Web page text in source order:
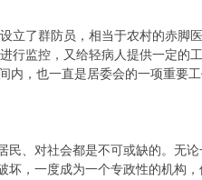
了群防员，相当于农村的赤脚
行监控，又给轻病人提供一定的
内，也一直是居委会的一项重要工
、对社会都是不可或缺的。无
坏，一度成为一个专政性的机构